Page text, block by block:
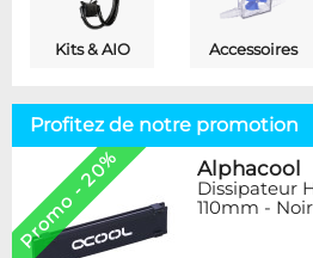
Kits & AIO Accessoires
Profitez de notre promotion
Promo - 20% Alphacool
Dissipateur
110mm - Noir